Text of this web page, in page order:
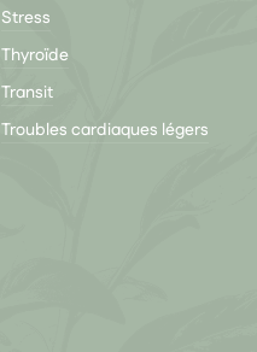
Stress
Thyroïde
Transit
Troubles cardiaques légers